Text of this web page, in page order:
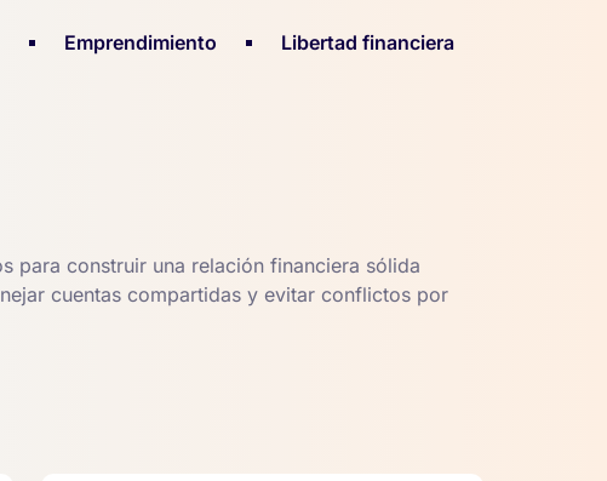
Emprendimiento Libertad financiera
para construir una relación financiera sólida
cuentas compartidas y evitar conflictos por